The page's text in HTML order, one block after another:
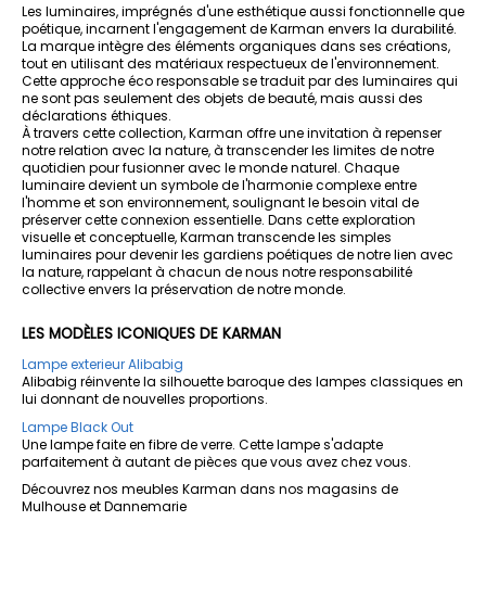
Les luminaires, imprégnés d'une esthétique aussi fonctionnelle que
poétique, incarnent l'engagement de Karman envers la durabilité.
La marque intègre des éléments organiques dans ses créations,
tout en utilisant des matériaux respectueux de l'environnement.
Cette approche éco responsable se traduit par des luminaires qui
ne sont pas seulement des objets de beauté, mais aussi des
déclarations éthiques.
À travers cette collection, Karman offre une invitation à repenser
notre relation avec la nature, à transcender les limites de notre
quotidien pour fusionner avec le monde naturel. Chaque
luminaire devient un symbole de l'harmonie complexe entre
l'homme et son environnement, soulignant le besoin vital de
préserver cette connexion essentielle. Dans cette exploration
visuelle et conceptuelle, Karman transcende les simples
luminaires pour devenir les gardiens poétiques de notre lien avec
la nature, rappelant à chacun de nous notre responsabilité
collective envers la préservation de notre monde.
LES MODÈLES ICONIQUES DE KARMAN
Lampe exterieur Alibabig
Alibabig réinvente la silhouette baroque des lampes classiques en
lui donnant de nouvelles proportions.
Lampe Black Out
Une lampe faite en fibre de verre. Cette lampe s'adapte
parfaitement à autant de pièces que vous avez chez vous.
Découvrez nos meubles Karman dans nos magasins de
Mulhouse et Dannemarie